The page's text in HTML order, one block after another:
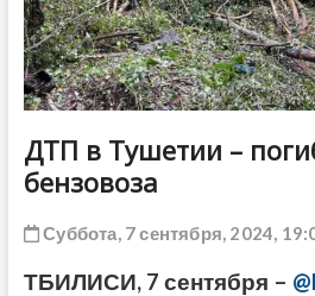
ДТП в Тушетии –
бензовоза
Суббота, 7 сентября, 2024,
ТБИЛИСИ, 7 сентября –